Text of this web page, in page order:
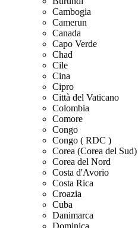
Cambogia
Camerun
Canada
Capo Verde
Chad
Cile
Cina
Cipro
Città del Vaticano
Colombia
Comore
Congo
Congo ( RDC )
Corea (Corea del Sud)
Corea del Nord
Costa d'Avorio
Costa Rica
Croazia
Cuba
Danimarca
Dominica